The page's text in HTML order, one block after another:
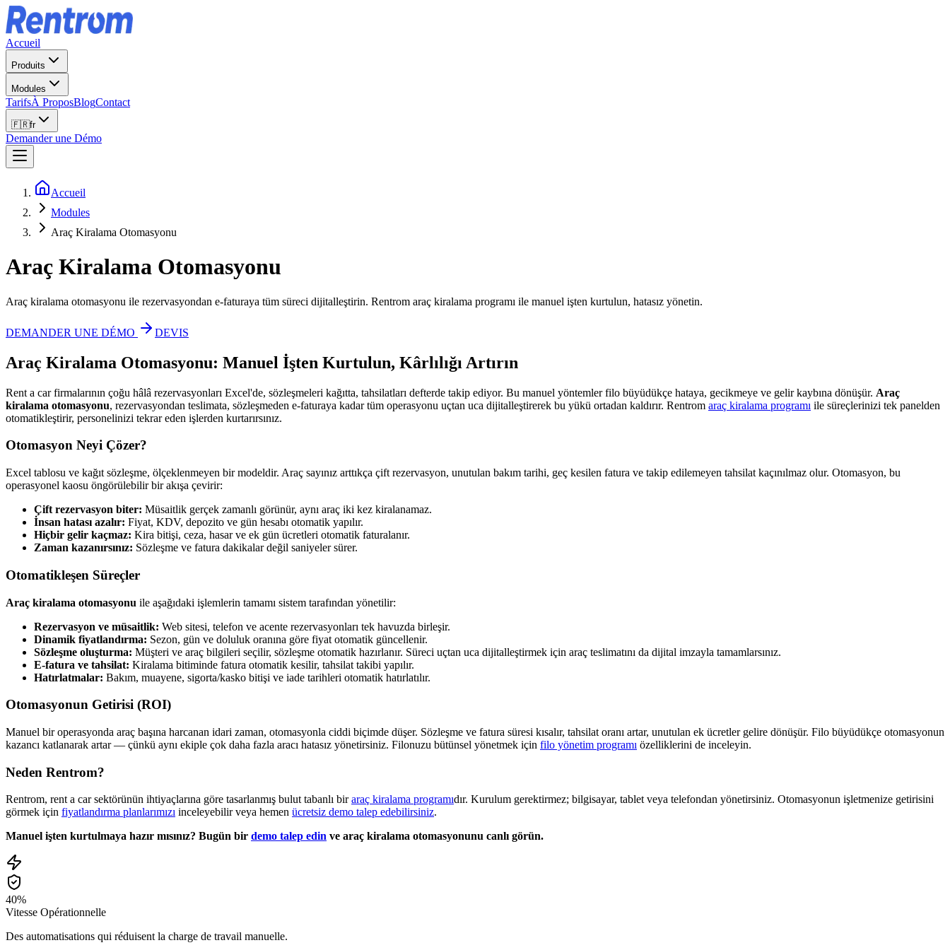
Accueil
Produits
Modules
TarifsÀ ProposBlogContact
🇫🇷fr
Demander une Démo
Accueil
Modules
Araç Kiralama Otomasyonu
Araç Kiralama Otomasyonu
Araç kiralama otomasyonu ile rezervasyondan e-faturaya tüm süreci dijitalleştirin. Rentrom araç kiralama programı ile manuel işten kurtulun, hatasız yönetin.
DEMANDER UNE DÉMO DEVIS
Araç Kiralama Otomasyonu: Manuel İşten Kurtulun, Kârlılığı Artırın
Rent a car firmalarının çoğu hâlâ rezervasyonları Excel'de, sözleşmeleri kağıtta, tahsilatları defterde takip ediyor. Bu manuel yöntemler filo büyüdükçe hataya, gecikmeye ve gelir kaybına dönüşür. Araç
kiralama otomasyonu, rezervasyondan teslimata, sözleşmeden e-faturaya kadar tüm operasyonu uçtan uca dijitalleştirerek bu yükü ortadan kaldırır. Rentrom araç kiralama programı ile süreçlerinizi tek panelden
otomatikleştirir, personelinizi tekrar eden işlerden kurtarırsınız.
Otomasyon Neyi Çözer?
Excel tablosu ve kağıt sözleşme, ölçeklenmeyen bir modeldir. Araç sayınız arttıkça çift rezervasyon, unutulan bakım tarihi, geç kesilen fatura ve takip edilemeyen tahsilat kaçınılmaz olur. Otomasyon, bu
operasyonel kaosu öngörülebilir bir akışa çevirir:
Çift rezervasyon biter: Müsaitlik gerçek zamanlı görünür, aynı araç iki kez kiralanamaz.
İnsan hatası azalır: Fiyat, KDV, depozito ve gün hesabı otomatik yapılır.
Hiçbir gelir kaçmaz: Kira bitişi, ceza, hasar ve ek gün ücretleri otomatik faturalanır.
Zaman kazanırsınız: Sözleşme ve fatura dakikalar değil saniyeler sürer.
Otomatikleşen Süreçler
Araç kiralama otomasyonu ile aşağıdaki işlemlerin tamamı sistem tarafından yönetilir:
Rezervasyon ve müsaitlik: Web sitesi, telefon ve acente rezervasyonları tek havuzda birleşir.
Dinamik fiyatlandırma: Sezon, gün ve doluluk oranına göre fiyat otomatik güncellenir.
Sözleşme oluşturma: Müşteri ve araç bilgileri seçilir, sözleşme otomatik hazırlanır. Süreci uçtan uca dijitalleştirmek için araç teslimatını da dijital imzayla tamamlarsınız.
E-fatura ve tahsilat: Kiralama bitiminde fatura otomatik kesilir, tahsilat takibi yapılır.
Hatırlatmalar: Bakım, muayene, sigorta/kasko bitişi ve iade tarihleri otomatik hatırlatılır.
Otomasyonun Getirisi (ROI)
Manuel bir operasyonda araç başına harcanan idari zaman, otomasyonla ciddi biçimde düşer. Sözleşme ve fatura süresi kısalır, tahsilat oranı artar, unutulan ek ücretler gelire dönüşür. Filo büyüdükçe otomasyonun
kazancı katlanarak artar — çünkü aynı ekiple çok daha fazla aracı hatasız yönetirsiniz. Filonuzu bütünsel yönetmek için filo yönetim programı özelliklerini de inceleyin.
Neden Rentrom?
Rentrom, rent a car sektörünün ihtiyaçlarına göre tasarlanmış bulut tabanlı biraraç kiralama programıdır. Kurulum gerektirmez; bilgisayar, tablet veya telefondan yönetirsiniz. Otomasyonun işletmenize getirisini
görmek için fiyatlandırma planlarımızı inceleyebilir veya hemen ücretsiz demo talep edebilirsiniz.
Manuel işten kurtulmaya hazır mısınız? Bugün bir demo talep edin ve araç kiralama otomasyonunu canlı görün.
40%
Vitesse Opérationnelle
Des automatisations qui réduisent la charge de travail manuelle.